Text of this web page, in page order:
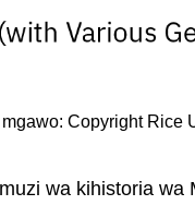
Copyright Rice
wa kihistoria wa